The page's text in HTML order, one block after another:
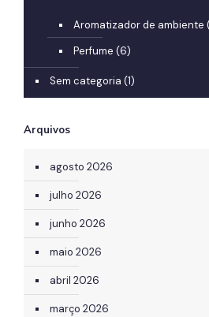
Aromatizador de ambiente
Perfume (6)
Sem categoria (1)
Arquivos
agosto 2026
julho 2026
junho 2026
maio 2026
abril 2026
março 2026